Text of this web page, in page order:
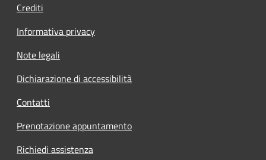
Crediti
Informativa privacy
Note legali
Dichiarazione di accessibilità
Contatti
Prenotazione appuntamento
Richiedi assistenza